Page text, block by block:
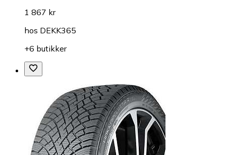
1 867 kr
hos DEKK365
+6 butikker